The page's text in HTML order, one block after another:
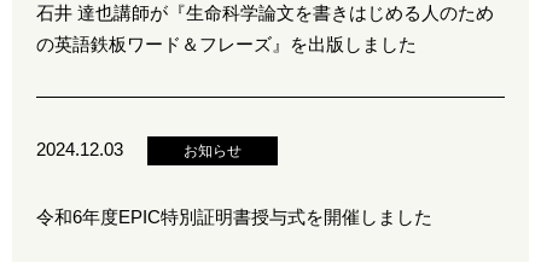
石井 達也講師が『生命科学論文を書きはじめる人のため
の英語鉄板ワード＆フレーズ』を出版しました
2024.12.03 お知らせ
令和6年度EPIC特別証明書授与式を開催しました